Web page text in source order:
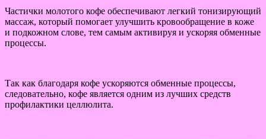
Частички молотого кофе обеспечивают легкий тонизирующий
массаж, который помогает улучшить кровообращение в коже
и подкожном слове, тем самым активируя и ускоряя обменные
процессы.
Так как благодаря кофе ускоряются обменные процессы,
следовательно, кофе является одним из лучших средств
профилактики целлюлита.